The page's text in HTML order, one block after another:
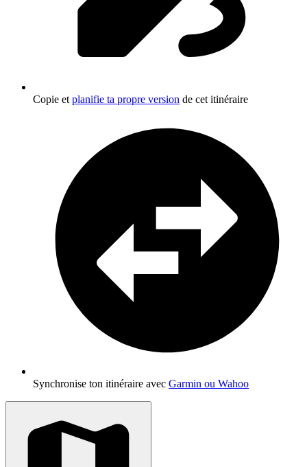
Copie et planifie ta propre version de cet itinéraire
Synchronise ton itinéraire avec Garmin ou Wahoo